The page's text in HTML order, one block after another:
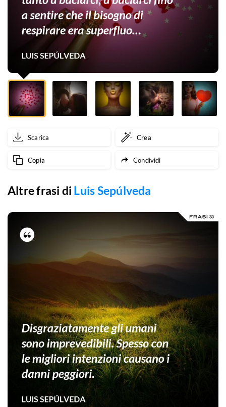
baciarci,
baciarci
fino
a
sentire
che
il
di
respirare
era
superfluo…
Scarica Crea
Copia Condividi
Altre frasi di Luis Sepúlveda